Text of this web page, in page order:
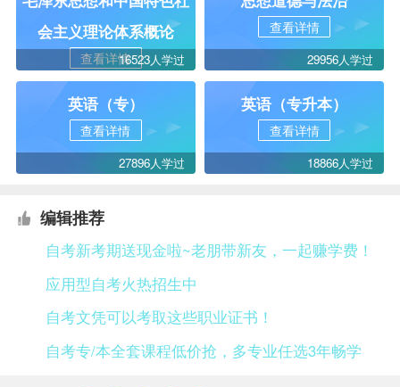
会主义理论体系概论
查看详情16523人学过
查看详情
29956人学过
英语（专）
查看详情
27896人学过
英语（专升本）
查看详情
18866人学过
编辑推荐
自考新考期送现金啦~老朋带新友，一起赚学费！
应用型自考火热招生中
自考文凭可以考取这些职业证书！
自考专/本全套课程低价抢，多专业任选3年畅学